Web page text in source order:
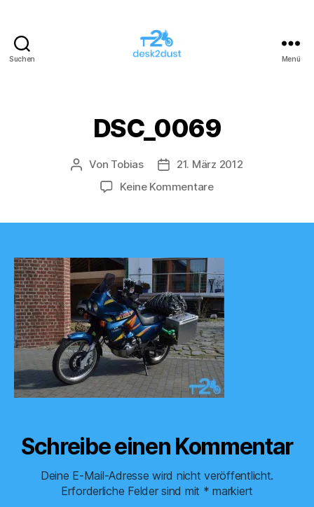
Suchen Menü
DSC_0069
Beitragsautor
Von Tobias Veröffentlichungsdatum
21. März 2012
Keine Kommentarezu
Schreibe einen Kommentar
Deine E-Mail-Adresse wird nicht veröffentlicht.
Erforderliche Felder sind mit * markiert